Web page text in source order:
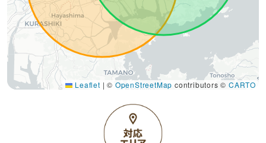
Leaflet | © OpenStreetMap contributors © CARTO